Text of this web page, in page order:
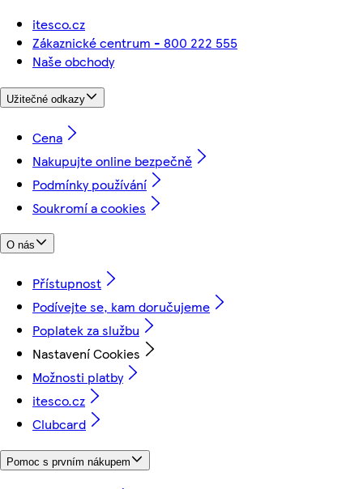
itesco.cz
Zákaznické centrum - 800 222 555
Naše obchody
Užitečné odkazy
Cena
Nakupujte online bezpečně
Podmínky používání
Soukromí a cookies
O nás
Přístupnost
Podívejte se, kam doručujeme
Poplatek za službu
Nastavení Cookies
Možnosti platby
itesco.cz
Clubcard
Pomoc s prvním nákupem